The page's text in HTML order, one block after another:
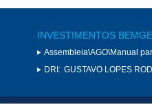
INVESTIMENTOS
Assembleia\AGO\Manual
DRI: GUSTAVO LOPES